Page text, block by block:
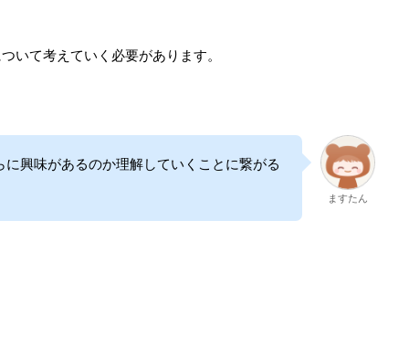
いて考えていく必要があります。
興味があるのか理解していくことに繋がる
ますたん